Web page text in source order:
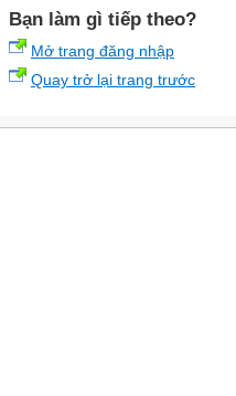
Bạn làm gì tiếp theo?
Mở trang đăng nhập
Quay trở lại trang trước